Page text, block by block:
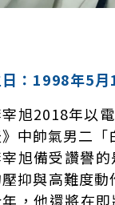
：1998年5月
旭2018年以
中帥氣男二「
旭備受讚譽
抑與高難度動
，他還將在